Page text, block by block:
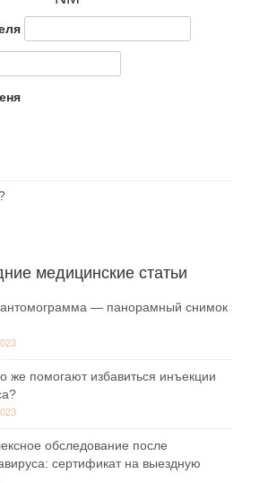
медицинские статьи
— панорамный снимок
же помогают избавиться инъекции
обследование после
сертификат на выездную